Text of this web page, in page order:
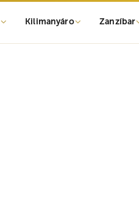
Kilimanyáro Zanzíbar